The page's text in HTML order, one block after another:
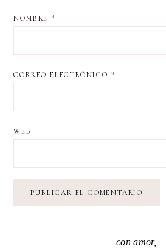
NOMBRE*
CORREO ELECTRÓNICO *
WEB
con amor,